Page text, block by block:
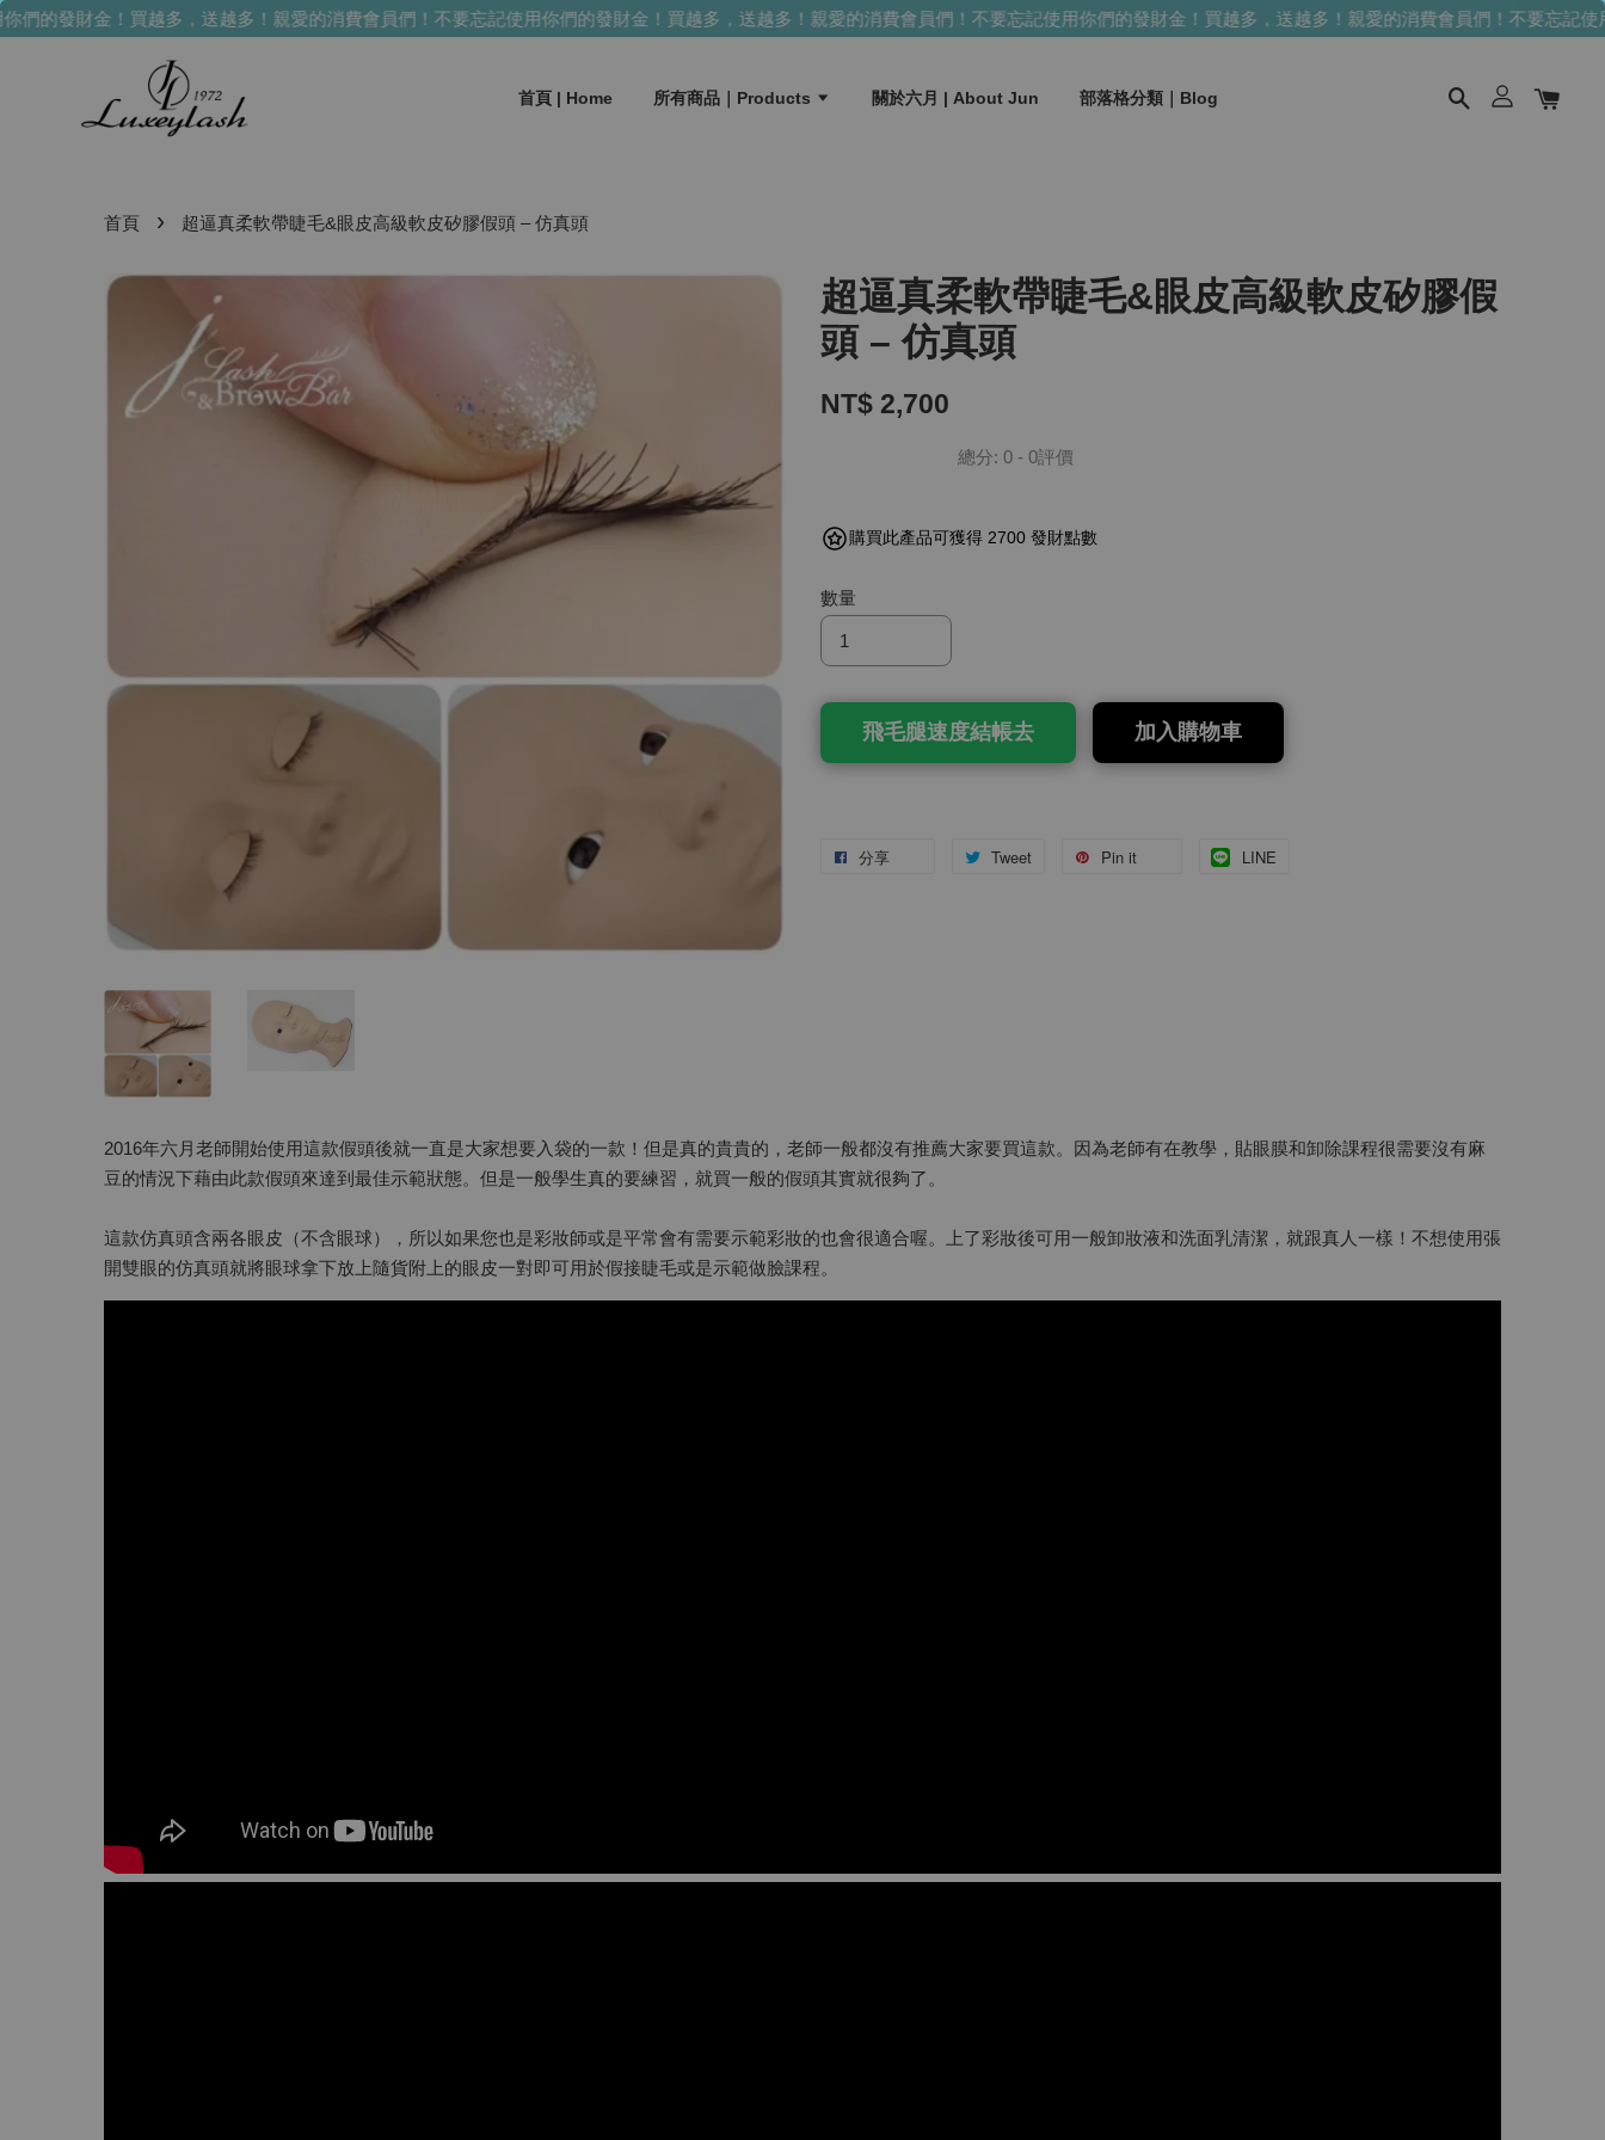
發財金！買越多，送越多！親愛的消費會員們！不要忘記使用你們的發財金！買越多，送越多！親愛的消費會員們！不要忘記使用你們的發財金！買越多，送越多！親愛的消費會員們！不要忘記使用
首頁 | Home 所有商品｜Products 關於六月 | About Jun 部落格分類｜Blog
首頁 › 超逼真柔軟帶睫毛&眼皮高級軟皮矽膠假頭 – 仿真頭
超逼真柔軟帶睫毛&眼皮高級軟皮矽膠假
頭 – 仿真頭
NT$ 2,700
總分: 0 - 0評價
購買此產品可獲得 2700 發財點數
數量
飛毛腿速度結帳去 加入購物車
分享 Tweet Pin it LINE
2016年六月老師開始使用這款假頭後就一直是大家想要入袋的一款！但是真的貴貴的，老師一般都沒有推薦大家要買這款。因為老師有在教學，貼眼膜和卸除課程很需要沒有麻
豆的情況下藉由此款假頭來達到最佳示範狀態。但是一般學生真的要練習，就買一般的假頭其實就很夠了。
這款仿真頭含兩各眼皮（不含眼球），所以如果您也是彩妝師或是平常會有需要示範彩妝的也會很適合喔。上了彩妝後可用一般卸妝液和洗面乳清潔，就跟真人一樣！不想使用張
開雙眼的仿真頭就將眼球拿下放上隨貨附上的眼皮一對即可用於假接睫毛或是示範做臉課程。